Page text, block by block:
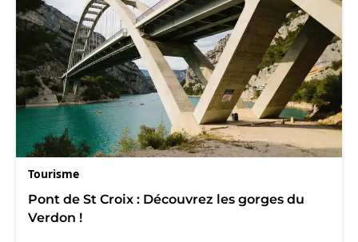
Tourisme
Pont de St Croix : Découvrez les gorges du
Verdon !